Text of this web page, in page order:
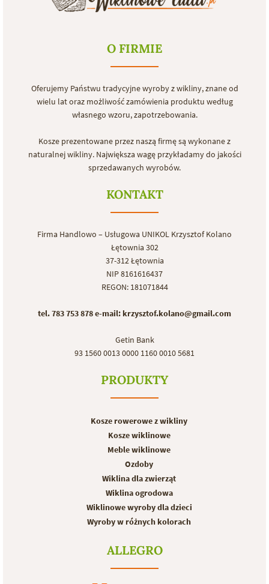
O FIRMIE
Oferujemy Państwu tradycyjne wyroby z wikliny, znane od
wielu lat oraz możliwość zamówienia produktu według
własnego wzoru, zapotrzebowania.
Kosze prezentowane przez naszą firmę są wykonane z
naturalnej wikliny. Największa wagę przykładamy do jakości
sprzedawanych wyrobów.
KONTAKT
Firma Handlowo – Usługowa UNIKOL Krzysztof Kolano
Łętownia 302
37-312 Łętownia
NIP 8161616437
REGON: 181071844
tel. 783 753 878e-mail: krzysztof.kolano@gmail.com
Getin Bank
93 1560 0013 0000 1160 0010 5681
PRODUKTY
Kosze rowerowe z wikliny
Kosze wiklinowe
Meble wiklinowe
Ozdoby
Wiklina dla zwierząt
Wiklina ogrodowa
Wiklinowe wyroby dla dzieci
Wyroby w różnych kolorach
ALLEGRO